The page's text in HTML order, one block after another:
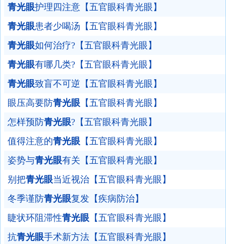
青光眼护理四注意【五官眼科青光眼】
青光眼患者少喝汤【五官眼科青光眼】
青光眼如何治疗?【五官眼科青光眼】
青光眼有哪几类?【五官眼科青光眼】
青光眼致盲不可逆【五官眼科青光眼】
眼压高要防青光眼 【五官眼科青光眼】
怎样预防青光眼?【五官眼科青光眼】
值得注意的青光眼 【五官眼科青光眼】
姿势与青光眼有关【五官眼科青光眼】
别把青光眼当近视治【五官眼科青光眼】
冬季谨防青光眼复发【疾病防治】
睫状环阻滞性青光眼 【五官眼科青光眼】
抗青光眼手术新方法【五官眼科青光眼】